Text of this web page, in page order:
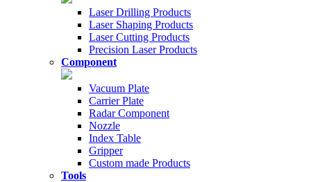
Laser Drilling Products
Laser Shaping Products
Laser Cutting Products
Precision Laser Products
Component
Vacuum Plate
Carrier Plate
Radar Component
Nozzle
Index Table
Gripper
Custom made Products
Tools